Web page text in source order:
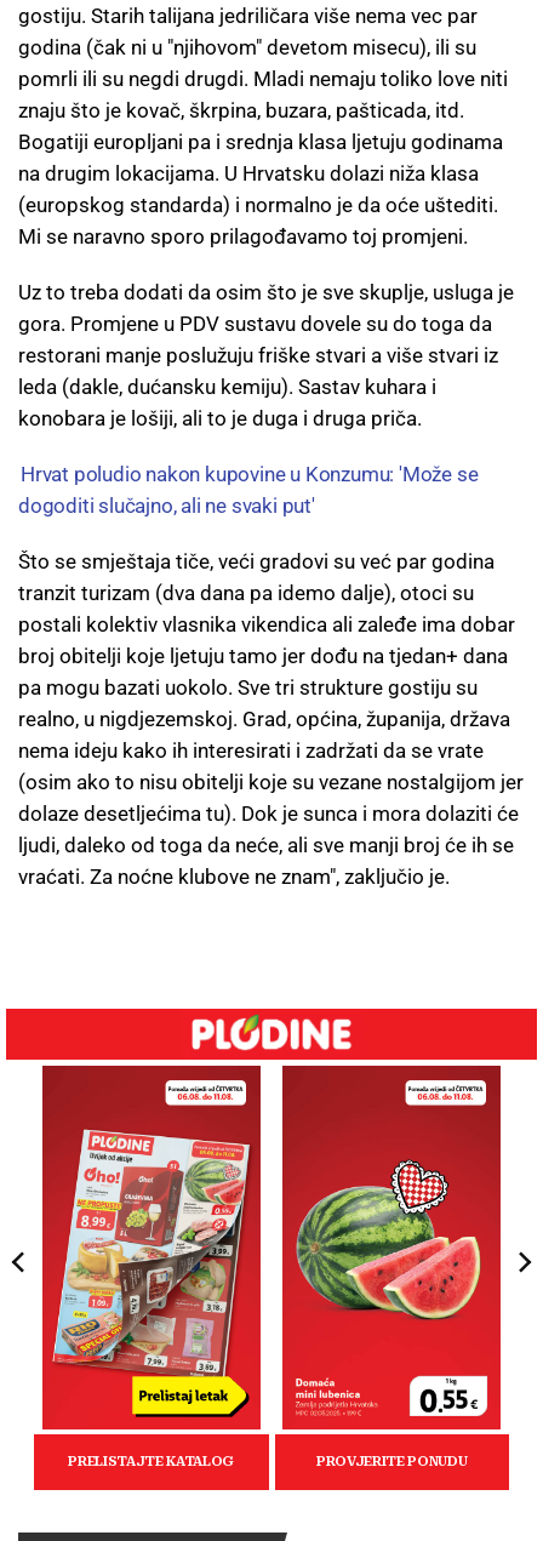
gostiju. Starih talijana jedriličara više nema vec par
godina (čak ni u "njihovom" devetom misecu), ili su
pomrli ili su negdi drugdi. Mladi nemaju toliko love niti
znaju što je kovač, škrpina, buzara, pašticada, itd.
Bogatiji europljani pa i srednja klasa ljetuju godinama
na drugim lokacijama. U Hrvatsku dolazi niža klasa
(europskog standarda) i normalno je da oće uštediti.
Mi se naravno sporo prilagođavamo toj promjeni.
Uz to treba dodati da osim što je sve skuplje, usluga je
gora. Promjene u PDV sustavu dovele su do toga da
restorani manje poslužuju friške stvari a više stvari iz
leda (dakle, dućansku kemiju). Sastav kuhara i
konobara je lošiji, ali to je duga i druga priča.
Hrvat poludio nakon kupovine u Konzumu: 'Može se
dogoditi slučajno, ali ne svaki put'
Što se smještaja tiče, veći gradovi su već par godina
tranzit turizam (dva dana pa idemo dalje), otoci su
postali kolektiv vlasnika vikendica ali zaleđe ima dobar
broj obitelji koje ljetuju tamo jer dođu na tjedan+ dana
pa mogu bazati uokolo. Sve tri strukture gostiju su
realno, u nigdjezemskoj. Grad, općina, županija, država
nema ideju kako ih interesirati i zadržati da se vrate
(osim ako to nisu obitelji koje su vezane nostalgijom jer
dolaze desetljećima tu). Dok je sunca i mora dolaziti će
ljudi, daleko od toga da neće, ali sve manji broj će ih se
vraćati. Za noćne klubove ne znam", zaključio je.